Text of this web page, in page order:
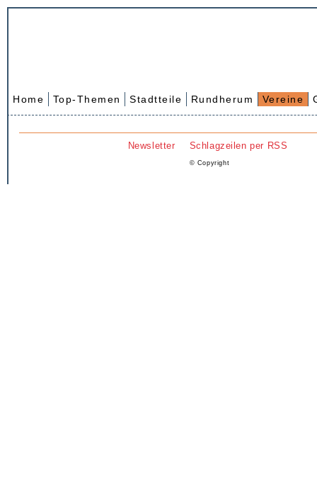
Home Top-Themen Stadtteile Rundherum Vereine
Newsletter Schlagzeilen per RSS
© Copyright